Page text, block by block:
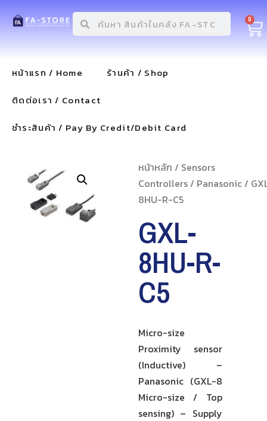
0
หน้าแรก / Home
ร้านค้า / Shop
ติดต่อเรา / Contact
ชำระสินค้า / Pay By Credit/Debit Card
หน้าหลัก / Sensors
Controllers/ Panasonic/
8HU-R-C5
GXL-
8HU-R-
C5
Micro-size
Proximity sensor
(Inductive) –
Panasonic (GXL-8
Micro-size / Top
sensing) – Supply